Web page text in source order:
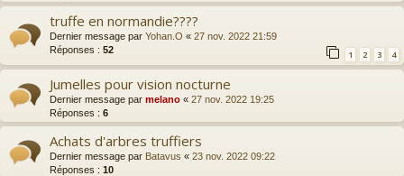
truffe en normandie????
Dernier message par Yohan.O « 27 nov. 2022 21:59
Réponses : 52 1 2 3 4
Jumelles pour vision nocturne
Dernier message par melano « 27 nov. 2022 19:25
Réponses : 6
Achats d'arbres truffiers
Dernier message par Batavus « 23 nov. 2022 09:22
Réponses : 10